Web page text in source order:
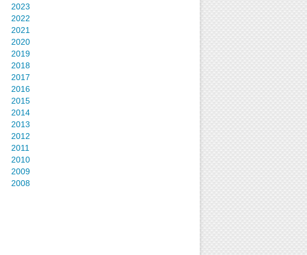
2023
2022
2021
2020
2019
2018
2017
2016
2015
2014
2013
2012
2011
2010
2009
2008